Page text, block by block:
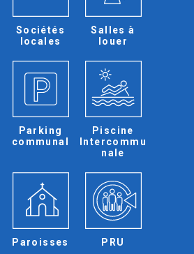
Sociétés
locales
Salles à
louer
Parking
communal
Piscine
Intercommu
nale
Paroisses PRU